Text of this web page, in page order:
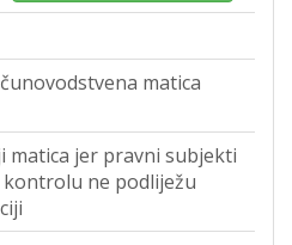
matica
matica jer pravni subjekti
ne podliježu